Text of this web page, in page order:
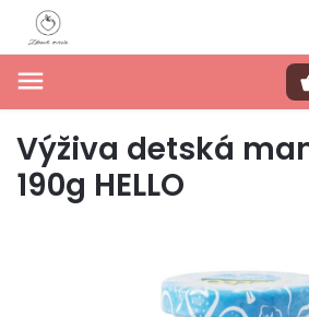
Výživa detská
190g HELLO